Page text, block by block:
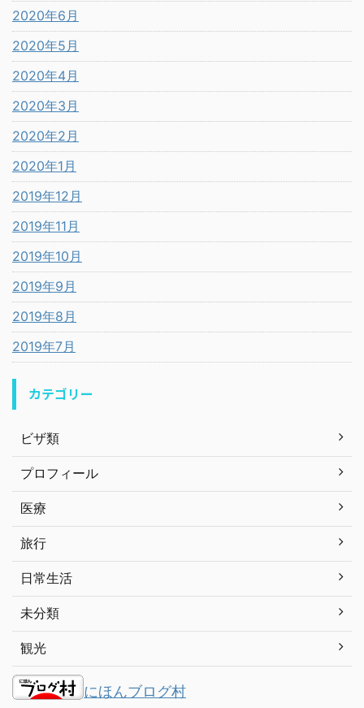
2020年6月
2020年5月
2020年4月
2020年3月
2020年2月
2020年1月
2019年12月
2019年11月
2019年10月
2019年9月
2019年8月
2019年7月
カテゴリー
ビザ類
プロフィール
医療
旅行
日常生活
未分類
観光
にほんブログ村